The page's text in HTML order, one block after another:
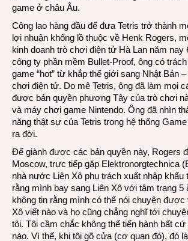
game ở châu Âu.
Công lao hàng đầu để đưa Tetris trở thành
lợi nhuận khổng lồ thuộc về Henk Rogers,
kinh doanh trò chơi điện tử Hà Lan năm nay
công ty phần mềm Bullet-Proof, ông có
game “hot” từ khắp thế giới sang Nhật Bản
chơi điện tử. Do mê Tetris, ông đã làm mọi
được bản quyền phương Tây của trò chơi
và máy chơi game Nintendo. Ông đã nhìn
năng thật sự của Tetris trong hệ thống
ra đời.
Để giành được các bản quyền này, Rogers
Moscow, trực tiếp gặp Elektronorgtechnica
nhà nước Liên Xô phụ trách xuất nhập khẩu
rằng mình bay sang Liên Xô với tâm trạng 5
không tin rằng mình có thể nói chuyện
Xô viết nào và họ cũng chẳng nghĩ tới
tôi. Tôi cầm chắc không thể tiến hành bất
nào. Vì thế, khi tôi gõ cửa (cơ quan đó), đó